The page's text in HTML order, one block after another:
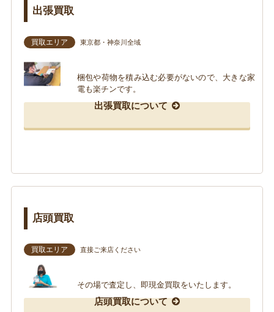
出張買取
買取エリア 東京都・神奈川全域
梱包や荷物を積み込む必要がないので、大きな家
電も楽チンです。
出張買取について
店頭買取
買取エリア 直接ご来店ください
その場で査定し、即現金買取をいたします。
店頭買取について